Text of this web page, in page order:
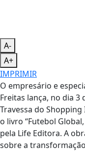
A-
A+
IMPRIMIR
O empresário e
Freitas lança, no dia 3
Travessa do
o livro “Futebol
pela Life Editora. A
sobre a